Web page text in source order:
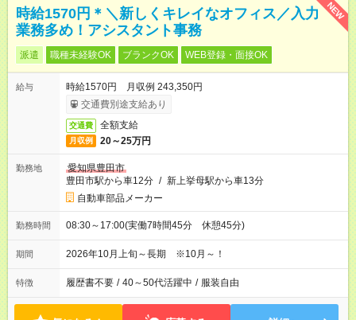
NEW
時給1570円＊＼新しくキレイなオフィス／入力
業務多め！アシスタント事務
派遣 職種未経験OK ブランクOK WEB登録・面接OK
給与
時給1570円 月収例 243,350円
交通費別途支給あり
交通費 全額支給
月収例 20～25万円
勤務地
愛知県豊田市
豊田市駅から車12分 / 新上挙母駅から車13分
自動車部品メーカー
勤務時間 08:30～17:00(実働7時間45分 休憩45分)
期間 2026年10月上旬～長期 ※10月～！
特徴 履歴書不要 / 40～50代活躍中 / 服装自由